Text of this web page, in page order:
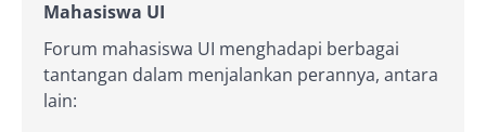
Mahasiswa UI
Forum mahasiswa UI menghadapi berbagai
tantangan dalam menjalankan perannya, antara
lain: